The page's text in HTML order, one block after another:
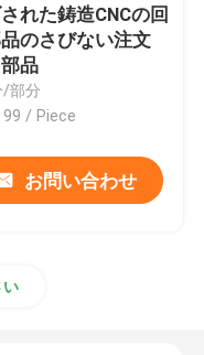
れた鋳造CNCの回
のさびない注文
品
/部分
99 / Piece
お問い合わせ
い